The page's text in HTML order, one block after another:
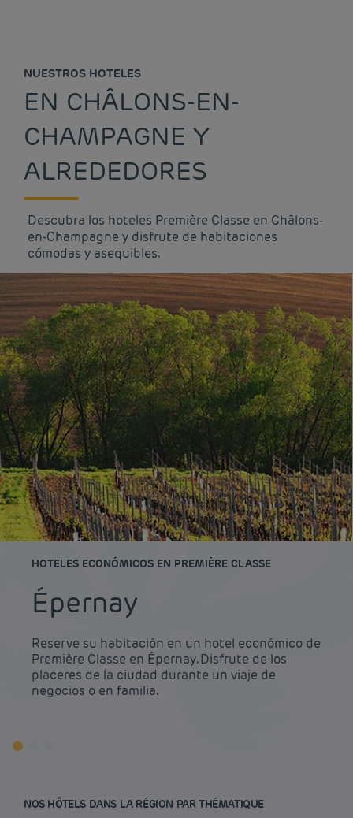
NUESTROS HOTELES
EN CHÂLONS-EN-
CHAMPAGNE Y
ALREDEDORES
Descubra los hoteles Première Classe en Châlons-
en-Champagne y disfrute de habitaciones
cómodas y asequibles.
HOTELES ECONÓMICOS EN PREMIÈRE CLASSE
Épernay
Reserve su habitación en un hotel económico de
Première Classe en Épernay. Disfrute de los
placeres de la ciudad durante un viaje de
negocios o en familia.
NOS HÔTELS DANS LA RÉGION PAR THÉMATIQUE